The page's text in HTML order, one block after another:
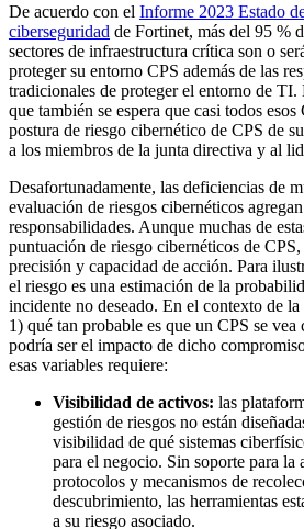
De acuerdo con el Informe 2023 Estado
ciberseguridad de Fortinet, más del 95 %
sectores de infraestructura crítica son o
proteger su entorno CPS además de las
tradicionales de proteger el entorno de
que también se espera que casi todos
postura de riesgo cibernético de CPS de
a los miembros de la junta directiva y al
Desafortunadamente, las deficiencias de
evaluación de riesgos cibernéticos
responsabilidades. Aunque muchas de
puntuación de riesgo cibernéticos de
precisión y capacidad de acción. Para
el riesgo es una estimación de la
incidente no deseado. En el contexto de
1) qué tan probable es que un CPS se
podría ser el impacto de dicho
esas variables requiere:
Visibilidad de activos: las
gestión de riesgos no están
visibilidad de qué sistemas
para el negocio. Sin soporte para la
protocolos y mecanismos de
descubrimiento, las herramientas
a su riesgo asociado.